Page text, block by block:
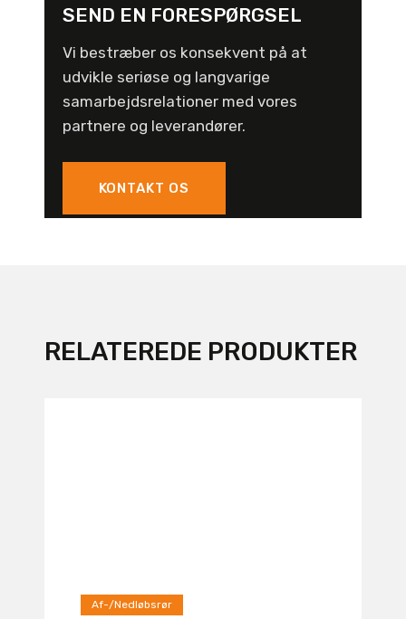
SEND EN FORESPØRGSEL
Vi bestræber os konsekvent på at
udvikle seriøse og langvarige
samarbejdsrelationer med vores
partnere og leverandører.
KONTAKT OS
RELATEREDE PRODUKTER
Af-/Nedløbsrør